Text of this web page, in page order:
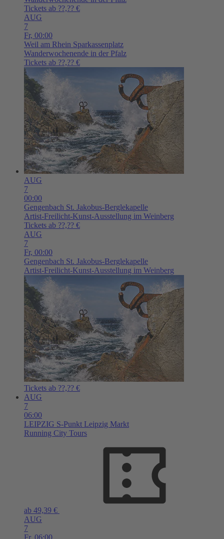
Tickets ab ??,?? €
AUG
7
Fr, 00:00
Weil am Rhein Sparkassenplatz
Wanderwochenende in der Pfalz
Tickets ab ??,?? €
AUG
7
00:00
Gengenbach St. Jakobus-Berglekapelle
Artist-Freilicht-Kunst-Ausstellung im Weinberg
Tickets ab ??,?? €
AUG
7
Fr, 00:00
Gengenbach St. Jakobus-Berglekapelle
Artist-Freilicht-Kunst-Ausstellung im Weinberg
Tickets ab ??,?? €
AUG
7
06:00
LEIPZIG S-Punkt Leipzig Markt
Running City Tours
ab 49,39 €
AUG
7
Fr, 06:00